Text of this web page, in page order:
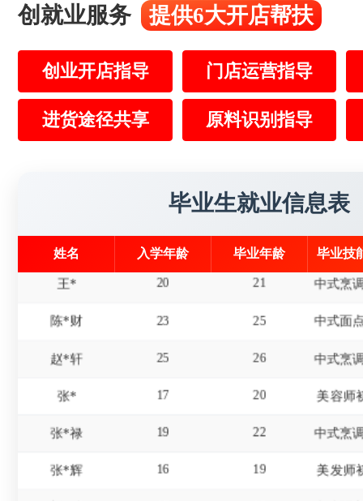
创就业服务 提供6大开店帮扶
创业开店指导 门店运营指导
进货途径共享 原料识别指导
毕业生就业信息表
姓名 入学年龄 毕业年龄 毕业技
18 21
冯* 19
赵*
屈*天 15 18
王* 20 21
赵*轩
张* 美容师
张*禄
张*辉 美发师
刘*瑞